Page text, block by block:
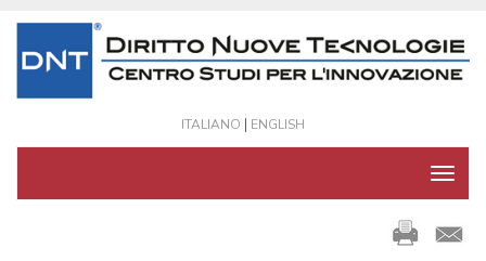
ITALIANO | ENGLISH